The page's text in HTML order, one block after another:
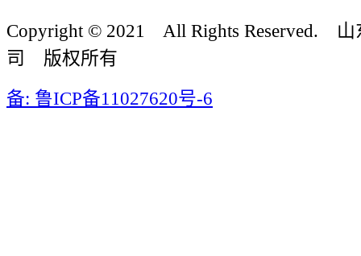
Copyright © 2021 All Rights Reserved. 山
司 版权所有
备: 鲁ICP备11027620号-6